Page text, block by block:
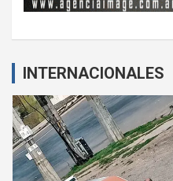
INTERNACIONALES